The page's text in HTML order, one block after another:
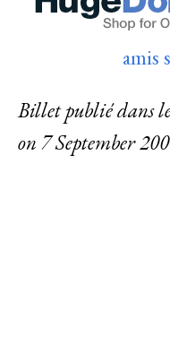
amis
Billet publié dans
on 7 September